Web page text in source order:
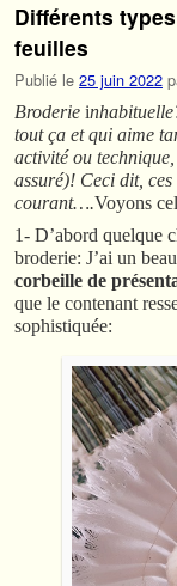
Différents
feuilles
Publié le 25 juin 2022
Broderie i
tout ça et qui aime
activité ou
assuré)! Ceci dit,
courant….Voyons
1- D’abord quelque
broderie: J’ai un
corbeille de
que le contenant
sophistiquée: